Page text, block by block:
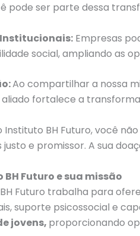
pode ser parte dessa
Empresas
social, ampliando as
Ao compartilhar a nossa
fortalece a
Instituto BH Futuro, você
justo e promissor. A sua
Futuro e sua missão
Futuro trabalha para
suporte psicossocial e
jovens, proporcionando